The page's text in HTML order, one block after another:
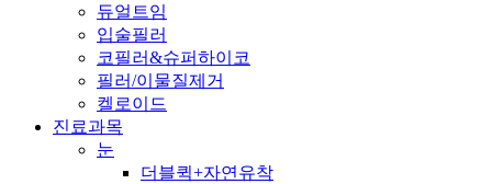
듀얼트임
입술필러
코필러&슈퍼하이코
필러/이물질제거
켈로이드
진료과목
눈
더블퀵+자연유착